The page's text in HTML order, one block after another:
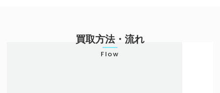
買取方法・流れ
Flow